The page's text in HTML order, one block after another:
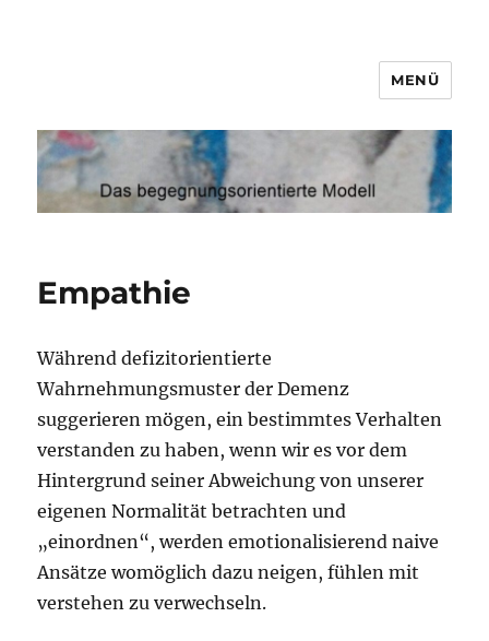
MENÜ
Empathie
Während defizitorientierte
Wahrnehmungsmuster der Demenz
suggerieren mögen, ein bestimmtes Verhalten
verstanden zu haben, wenn wir es vor dem
Hintergrund seiner Abweichung von unserer
eigenen Normalität betrachten und
„einordnen“, werden emotionalisierend naive
Ansätze womöglich dazu neigen, fühlen mit
verstehen zu verwechseln.